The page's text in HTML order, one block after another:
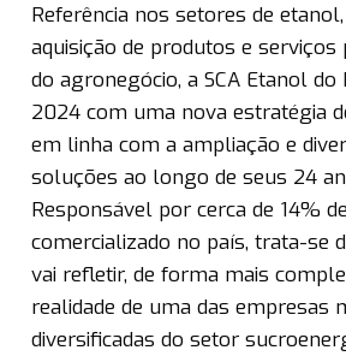
Referência nos setores de
aquisição de produtos e serviços
do agronegócio, a SCA Etanol
2024 com uma nova estratégia
em linha com a ampliação e
soluções ao longo de seus 24
Responsável por cerca de 14%
comercializado no país, trata-se
vai refletir, de forma mais
realidade de uma das empresas
diversificadas do setor